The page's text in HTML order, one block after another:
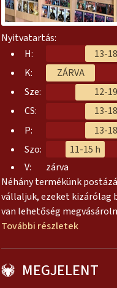
Nyitvatartás:
H:
13-
K:
ZÁRVA
Sze:
12-
CS:
13-
P:
13-
Szo:
11-15 h
V:
zárva
Néhány termékünk
vállaljuk, ezeket kizárólag
van lehetőség
További részletek
MEGJELENT